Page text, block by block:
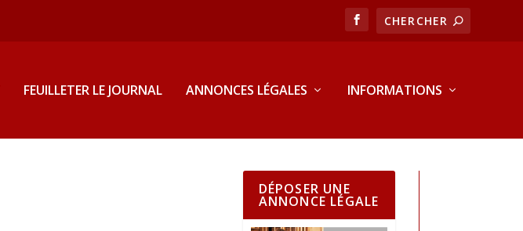
FEUILLETER LE JOURNAL ANNONCES LÉGALES INFORMATIONS
DÉPOSER UNE
ANNONCE LÉGALE